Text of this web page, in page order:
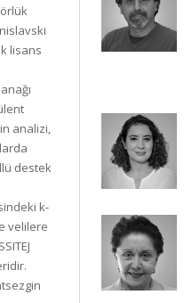
lisans
analizi,
destek
k-
velilere